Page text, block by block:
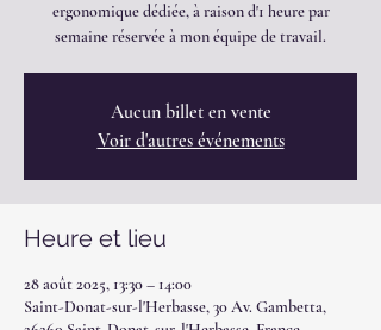
ergonomique dédiée, à raison d'1 heure par
semaine réservée à mon équipe de travail.
Aucun billet en vente
Voir d'autres événements
Heure et lieu
28 août 2025, 13:30 – 14:00
Saint-Donat-sur-l'Herbasse, 30 Av. Gambetta,